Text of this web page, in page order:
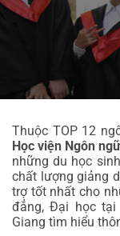
Học viện Ngôn
những du học
chất lượng giảng
trợ tốt nhất cho
đẳng, Đại học tại
Giang tìm hiểu